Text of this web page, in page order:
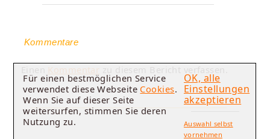
Kommentare
Kommentar
Für einen bestmöglichen Service
verwendet diese Webseite Cookies.
Wenn Sie auf dieser Seite
weitersurfen, stimmen Sie deren
Nutzung zu.
OK, alle
Einstellungen
akzeptieren
Auswahl selbst
vornehmen